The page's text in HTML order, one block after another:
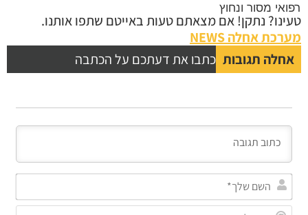
רפואי מסור ונחוץ
טעינו? נתקן! אם מצאתם טעות באייטם שתפו אותנו.
מערכת אחלה NEWS
אחלה תגובות כתבו את דעתכם על הכתבה